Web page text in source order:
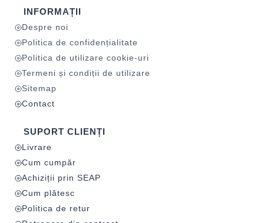
INFORMAȚII
Despre noi
Politica de confidențialitate
Politica de utilizare cookie-uri
Termeni și condiții de utilizare
Sitemap
Contact
SUPORT CLIENȚI
Livrare
Cum cumpăr
Achiziții prin SEAP
Cum plătesc
Politica de retur